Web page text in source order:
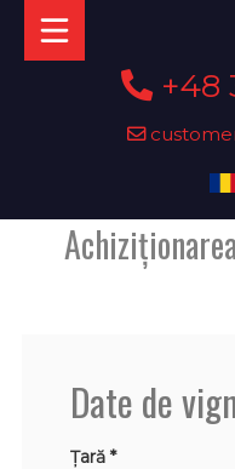
+48
Date de
Țară *